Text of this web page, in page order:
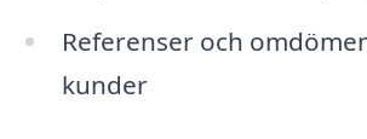
Referenser och
kunder